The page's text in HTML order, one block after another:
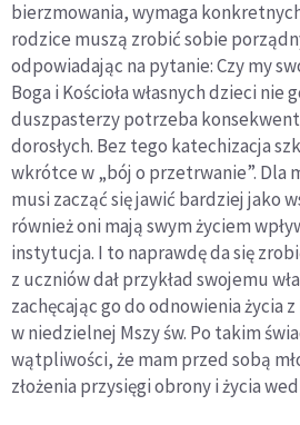
bierzmowania, wymaga
rodzice muszą zrobić sobie
odpowiadając na pytanie: Czy my
Boga i Kościoła własnych dzieci nie
duszpasterzy potrzeba
dorosłych. Bez tego katechizacja
wkrótce w „bój o przetrwanie”. Dla
musi zacząć się jawić bardziej jako
również oni mają swym życiem
instytucja. I to naprawdę da się
z uczniów dał przykład swojemu
zachęcając go do odnowienia życia
w niedzielnej Mszy św. Po takim
wątpliwości, że mam przed sobą
złożenia przysięgi obrony i życia